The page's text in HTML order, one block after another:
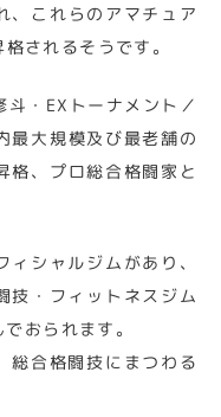
、これらのアマチュア
されるそうです。
・EXトーナメント／
最大規模及び最老舗の
格、プロ総合格闘家と
シャルジムがあり、
技・フィットネスジム
おられます。
総合格闘技にまつわる